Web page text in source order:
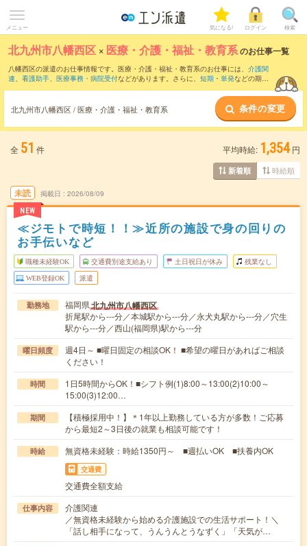
メニュー 気になる! ログイン 検索
北九州市八幡西区 × 医療・介護・福祉・教育系のお仕事一覧
八幡西区の派遣のお仕事情報です。医療・介護・福祉・教育系のお仕事には、 介護関
連、 看護助手、 医療事務・病院受付などがあります。さらに、 短期 ・ 単発などの期間
北九州市八幡西区 / 医療・介護・福祉・教育系 条件の変更
全 51 件 平均時給: 1,354 円
新着順 時給順
未読
NEW
掲載日 2026/08/09
≪ジモトで時短！！≫近所の施設で身の回りの
お手伝いなど
職種未経験OK 交通費別途支給あり 土日祝日が休み 残業なし
WEB登録OK 派遣
勤務地 福岡県北九州市八幡西区
折尾駅から---分／本城駅から---分／永犬丸駅から---分／穴生
駅から---分／西山(福岡県)駅から---分
曜日頻度
週4日～ ■曜日固定の相談OK！ ■希望の曜日があればご相談
ください！
時間
1日5時間からOK！■シフト例(1)8:00～13:00(2)10:00～
15:00(3)12:00…
期間
【積極採用中！】＊1年以上勤務している方が多数！ご応募
から最短2～3日後の就業も相談可能です！
時給 無資格未経験：時給1350円～ ■週払いOK ■扶養内OK
交通費
交通費全額支給
仕事内容
介護関連
／無資格未経験から始める介護施設での生活サポート！＼
「話し相手になって、うんうんとうなずく」「天気が…